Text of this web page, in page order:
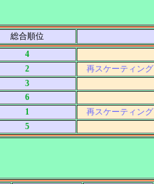
総合順位
4
2
再スケーティング
3
6
1
再スケーティング
5